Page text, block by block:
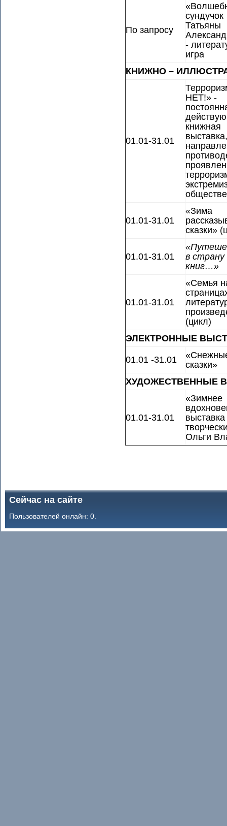
По запросу
сундучок
Татьяны
-
игра
КНИЖНО –
01.01-31.01
НЕТ!» -
книжная
выставка,
обществе
01.01-31.01
«Зима
сказки»
01.01-31.01
в страну
книг…»
01.01-31.01
«Семья
(цикл)
ЭЛЕКТРОННЫЕ
01.01 -31.01
сказки»
ХУДОЖЕСТВЕННЫЕ
01.01-31.01
«Зимнее
выставка
Ольги
Сейчас на сайте
Пользователей онлайн: 0.